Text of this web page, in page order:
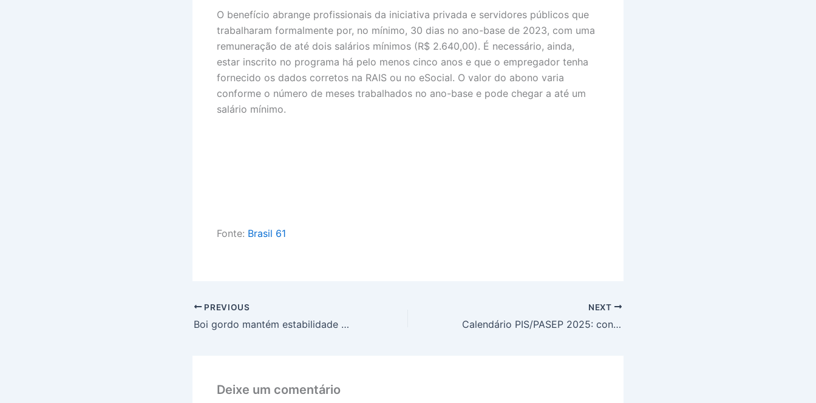
O benefício abrange profissionais da iniciativa privada e servidores públicos que
trabalharam formalmente por, no mínimo, 30 dias no ano-base de 2023, com uma
remuneração de até dois salários mínimos (R$ 2.640,00). É necessário, ainda,
estar inscrito no programa há pelo menos cinco anos e que o empregador tenha
fornecido os dados corretos na RAIS ou no eSocial. O valor do abono varia
conforme o número de meses trabalhados no ano-base e pode chegar a até um
salário mínimo.
Fonte: Brasil 61
PREVIOUS
Boi gordo mantém estabilidade e é cotado a R$ 326,60
NEXT
Calendário PIS/PASEP 2025: confira datas dos pagamentos
Deixe um comentário